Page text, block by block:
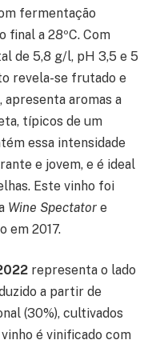
fermentação
final a 28ºC. Com
de 5,8 g/l, pH 3,5 e 5
revela-se frutado e
aromas a
típicos de um
essa intensidade
e jovem, e é ideal
Este vinho foi
Wine Spectator e
em 2017.
representa o lado
a partir de
(30%), cultivados
é vinificado com